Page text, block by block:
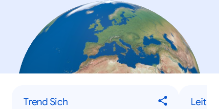
Trend Sich
Leit